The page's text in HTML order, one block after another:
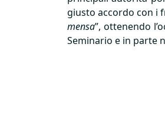
giusto accordo con i
mensa”, ottenendo
Seminario e in parte